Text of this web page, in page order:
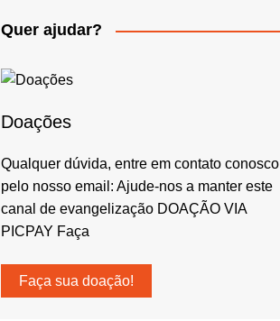
Quer ajudar?
Doações
Qualquer dúvida, entre em contato conosco
pelo nosso email: Ajude-nos a manter este
canal de evangelização DOAÇÃO VIA
PICPAY Faça
Faça sua doação!